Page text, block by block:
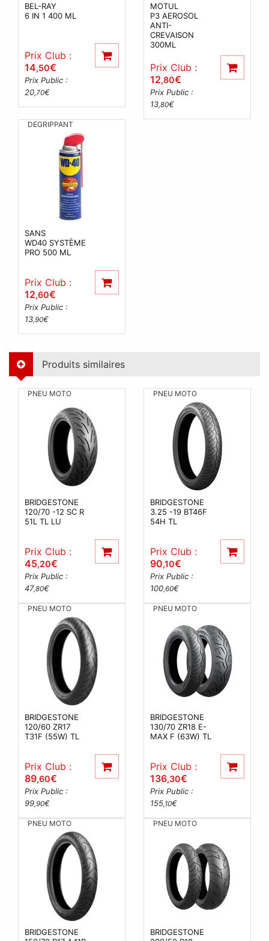
BEL-RAY
6 IN 1 400 ML
Prix Club :
14,50€
Prix Public :
20,70€
MOTUL
P3 AEROSOL
ANTI-
CREVAISON
300ML
Prix Club :
12,80€
Prix Public :
13,80€
DEGRIPPANT
SANS
WD40 SYSTÈME
PRO 500 ML
Prix Club :
12,60€
Prix Public :
13,90€
Produits similaires
PNEU MOTO
BRIDGESTONE
120/70 -12 SC R
51L TL LU
Prix Club :
45,20€
Prix Public :
47,80€
PNEU MOTO
BRIDGESTONE
3.25 -19 BT46F
54H TL
Prix Club :
90,10€
Prix Public :
100,60€
PNEU MOTO
BRIDGESTONE
120/60 ZR17
T31F (55W) TL
Prix Club :
89,60€
Prix Public :
99,90€
PNEU MOTO
BRIDGESTONE
130/70 ZR18 E-
MAX F (63W) TL
Prix Club :
136,30€
Prix Public :
155,10€
PNEU MOTO
BRIDGESTONE
PNEU MOTO
BRIDGESTONE